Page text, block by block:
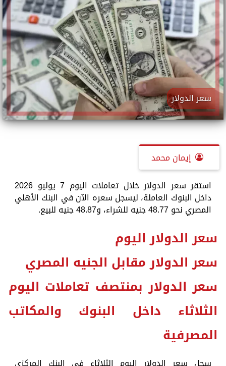
سعر الدولار
إيمان محمد
استقر سعر الدولار خلال تعاملات اليوم 7 يوليو 2026
داخل البنوك العاملة، ليسجل سعره الآن في البنك الأهلي
المصري نحو 48.77 جنيه للشراء، و48.87 جنيه للبيع.
سعر الدولار اليوم
سعر الدولار مقابل الجنيه المصري
سعر الدولار بمنتصف تعاملات اليوم
الثلاثاء داخل البنوك والمكاتب
المصرفية